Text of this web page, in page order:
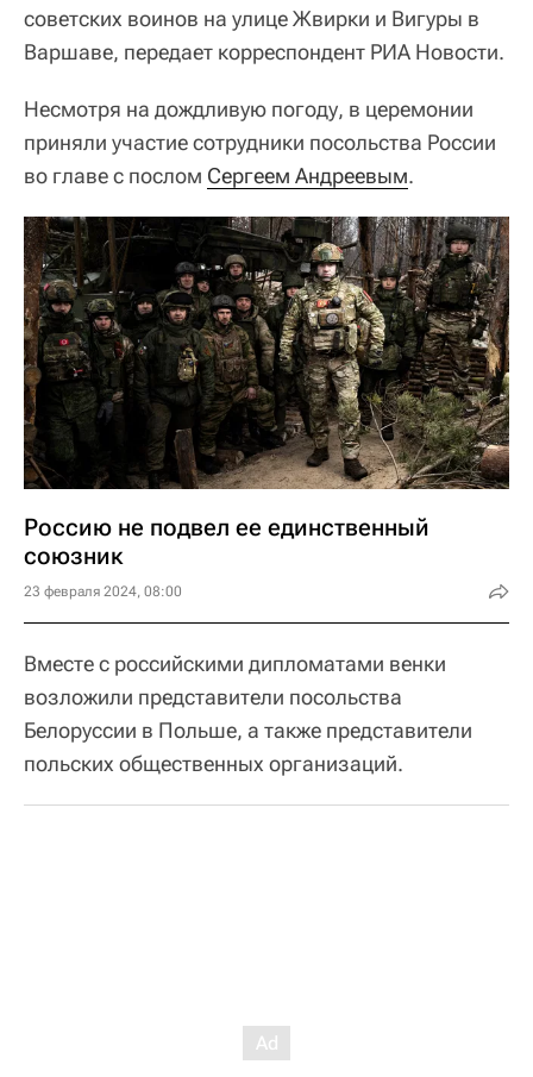
советских воинов на улице Жвирки и Вигуры в
Варшаве, передает корреспондент РИА Новости.
Несмотря на дождливую погоду, в церемонии
приняли участие сотрудники посольства России
во главе с послом Сергеем Андреевым.
Россию не подвел ее единственный
союзник
23 февраля 2024, 08:00
Вместе с российскими дипломатами венки
возложили представители посольства
Белоруссии в Польше, а также представители
польских общественных организаций.